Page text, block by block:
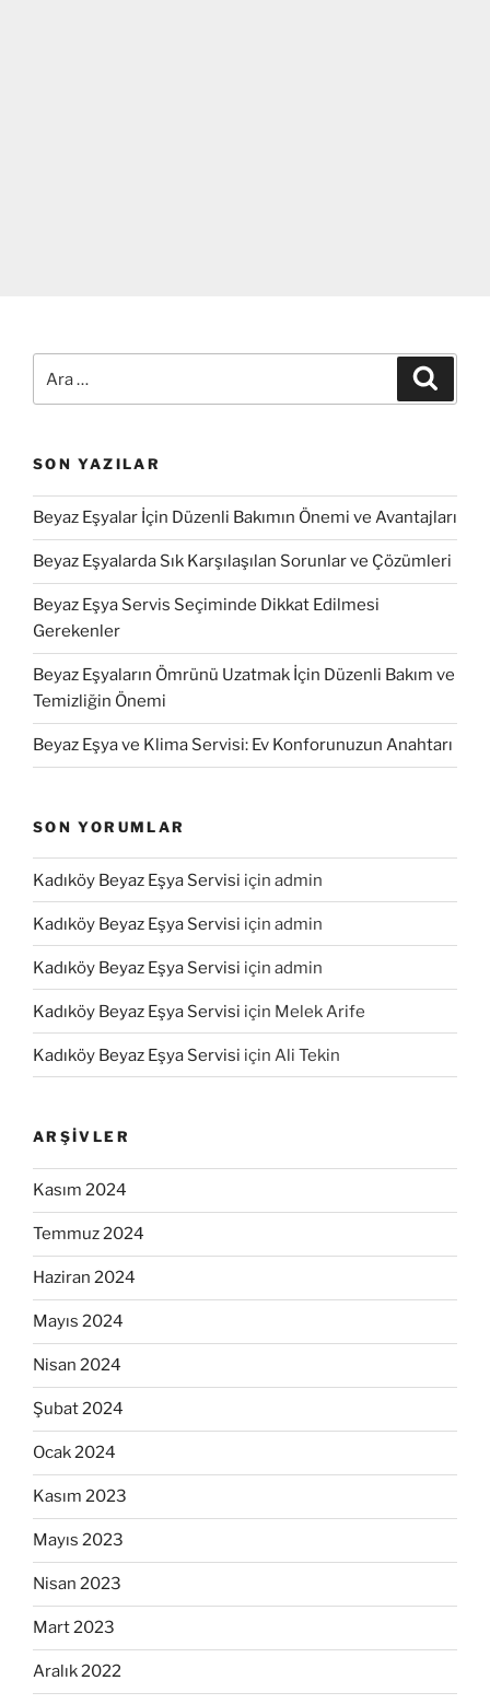
SON YAZILAR
Beyaz Eşyalar İçin Düzenli Bakımın Önemi ve Avantajları
Beyaz Eşyalarda Sık Karşılaşılan Sorunlar ve Çözümleri
Beyaz Eşya Servis Seçiminde Dikkat Edilmesi
Gerekenler
Beyaz Eşyaların Ömrünü Uzatmak İçin Düzenli Bakım ve
Temizliğin Önemi
Beyaz Eşya ve Klima Servisi: Ev Konforunuzun Anahtarı
SON YORUMLAR
Kadıköy Beyaz Eşya Servisi için admin
Kadıköy Beyaz Eşya Servisi için admin
Kadıköy Beyaz Eşya Servisi için admin
Kadıköy Beyaz Eşya Servisi için Melek Arife
Kadıköy Beyaz Eşya Servisi için Ali Tekin
ARŞIVLER
Kasım 2024
Temmuz 2024
Haziran 2024
Mayıs 2024
Nisan 2024
Şubat 2024
Ocak 2024
Kasım 2023
Mayıs 2023
Nisan 2023
Mart 2023
Aralık 2022